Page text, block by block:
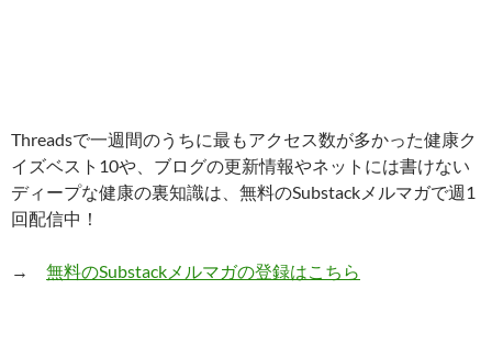
Threadsで一週間のうちに最もアクセス数が多かった健康ク
イズベスト10や、ブログの更新情報やネットには書けない
ディープな健康の裏知識は、無料のSubstackメルマガで週1
回配信中！
→ 無料のSubstackメルマガの登録はこちら